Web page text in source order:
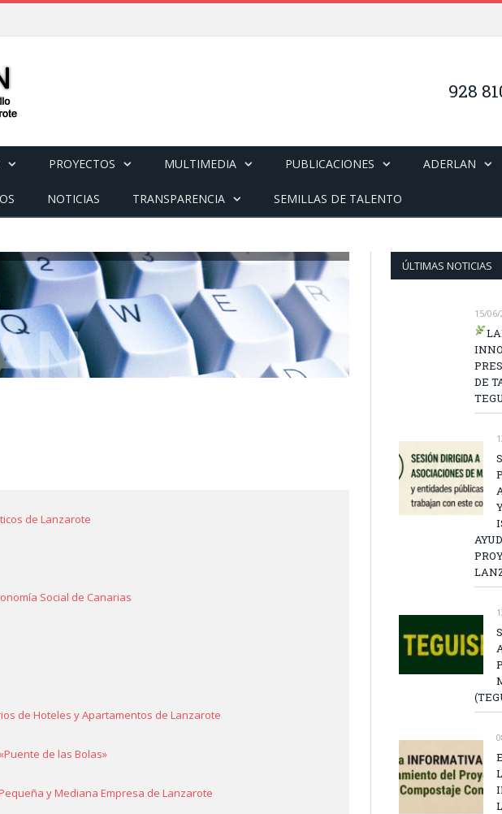
928
PROYECTOS MULTIMEDIA PUBLICACIONES ADERLAN
NOTICIAS TRANSPARENCIA SEMILLAS DE TALENTO
de Lanzarote
Social de Canarias
de Hoteles y Apartamentos de Lanzarote
de las Bolas»
y Mediana Empresa de Lanzarote
ÚLTIMAS NOTICIAS
15/
DE